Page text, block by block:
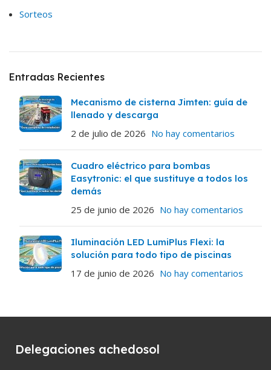
Sorteos
Entradas Recientes
Mecanismo de cisterna Jimten: guía de
llenado y descarga
2 de julio de 2026 No hay comentarios
Cuadro eléctrico para bombas
Easytronic: el que sustituye a todos los
demás
25 de junio de 2026 No hay comentarios
Iluminación LED LumiPlus Flexi: la
solución para todo tipo de piscinas
17 de junio de 2026 No hay comentarios
Delegaciones achedosol